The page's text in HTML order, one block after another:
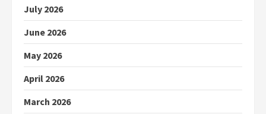
July 2026
June 2026
May 2026
April 2026
March 2026